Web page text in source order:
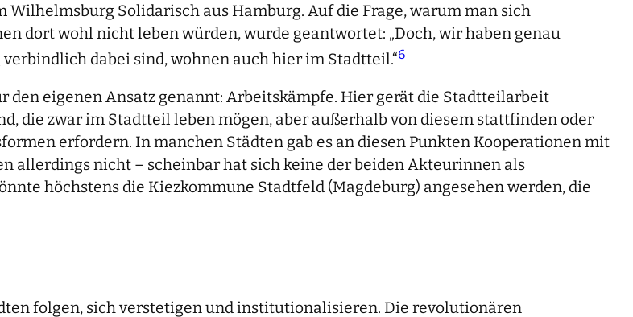
Solidarisch aus Hamburg. Auf die Frage, warum man sich
dort wohl nicht leben würden, wurde geantwortet: „Doch, wir haben genau
dabei sind, wohnen auch hier im Stadtteil.“6
den eigenen Ansatz genannt: Arbeitskämpfe. Hier gerät die Stadtteilarbeit
die zwar im Stadtteil leben mögen, aber außerhalb von diesem stattfinden oder
erfordern. In manchen Städten gab es an diesen Punkten Kooperationen mit
allerdings nicht – scheinbar hat sich keine der beiden Akteurinnen als
höchstens die Kiezkommune Stadtfeld (Magdeburg) angesehen werden, die
folgen, sich verstetigen und institutionalisieren. Die revolutionären